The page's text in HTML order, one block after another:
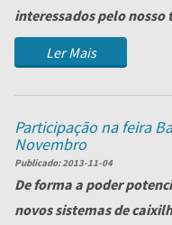
interessados pelo
sociais, páginas que
Ler Mais
Participação na feira
Novembro
Publicado:2013-11-04
De forma a poder
novos sistemas de